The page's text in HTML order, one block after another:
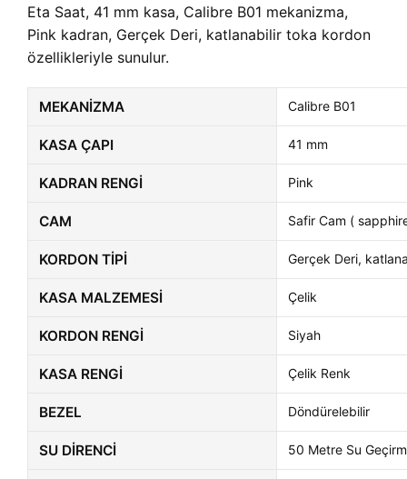
Eta Saat, 41 mm kasa, Calibre B01 mekanizma,
Pink kadran, Gerçek Deri, katlanabilir toka kordon
özellikleriyle sunulur.
MEKANIZMA Calibre B01
KASA ÇAPI 41 mm
KADRAN RENGI Pink
CAM Safir Cam (
KORDON TIPI Gerçek Deri,
KASA MALZEMESI Çelik
KORDON RENGI Siyah
KASA RENGI Çelik Renk
BEZEL Döndürelebilir
SU DIRENCI 50 Metre Su